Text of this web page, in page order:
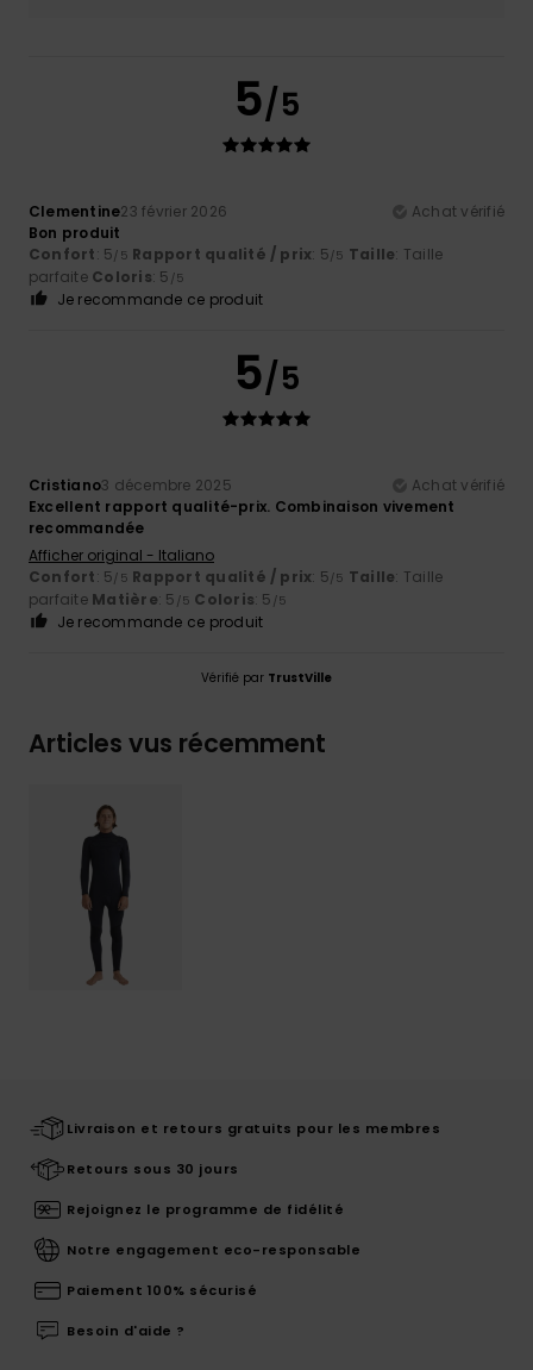
5/5
Clementine23 février 2026
Achat vérifié
Bon produit
Confort: 5/5 Rapport qualité / prix: 5/5 Taille: Taille
parfaite Coloris: 5 /5
Je recommande ce produit
5/5
Cristiano3 décembre 2025
Achat vérifié
Excellent rapport qualité-prix. Combinaison vivement
recommandée
Afficher original - Italiano
Confort: 5/5 Rapport qualité / prix: 5/5 Taille: Taille
parfaite Matière: 5 /5 Coloris: 5 /5
Je recommande ce produit
Vérifié par TrustVille
Articles vus récemment
Livraison et retours gratuits pour les membres
Retours sous 30 jours
Rejoignez le programme de fidélité
Notre engagement eco-responsable
Paiement 100% sécurisé
Besoin d'aide ?